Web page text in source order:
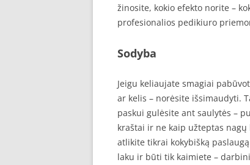
žinosite, kokio efekto norite –
profesionalios pedikiuro
Sodyba
Jeigu keliaujate smagiai
ar kelis – norėsite išsimaudyti.
paskui gulėsite ant saulytės –
kraštai ir ne kaip užteptas
atlikite tikrai kokybišką
laku ir būti tik kaimiete –